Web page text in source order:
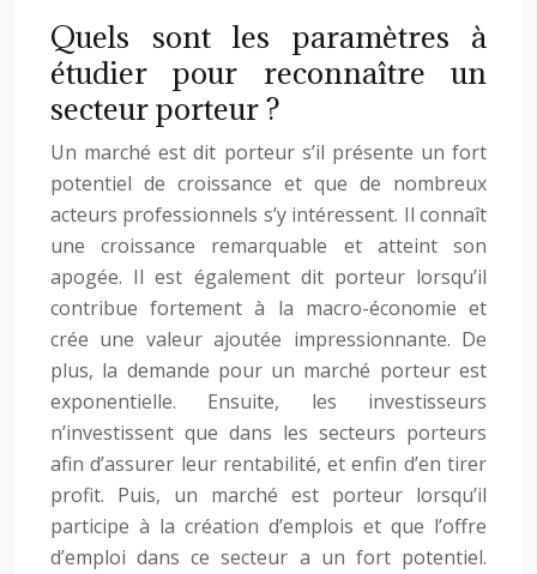
Quels sont les paramètres à
étudier pour reconnaître un
secteur porteur ?
Un marché est dit porteur s’il présente un fort
potentiel de croissance et que de nombreux
acteurs professionnels s’y intéressent. Il connaît
une croissance remarquable et atteint son
apogée. Il est également dit porteur lorsqu’il
contribue fortement à la macro-économie et
crée une valeur ajoutée impressionnante. De
plus, la demande pour un marché porteur est
exponentielle. Ensuite, les investisseurs
n’investissent que dans les secteurs porteurs
afin d’assurer leur rentabilité, et enfin d’en tirer
profit. Puis, un marché est porteur lorsqu’il
participe à la création d’emplois et que l’offre
d’emploi dans ce secteur a un fort potentiel.